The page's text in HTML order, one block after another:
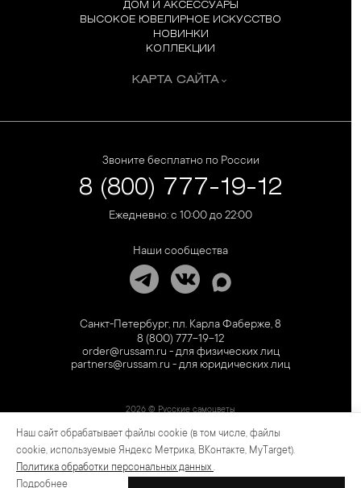
ДОМ И АКСЕССУАРЫ
ВЫСОКОЕ ЮВЕЛИРНОЕ ИСКУССТВО
НОВИНКИ
КОЛЛЕКЦИИ
КАРТА САЙТА
Звоните бесплатно по России
8 (800) 777-19-12
Ежедневно: с 10:00 до 22:00
Наши сообщества
Санкт-Петербург, пл. Карла Фаберже, 8
8 (800) 777-19-12
order@russam.ru - для физических лиц
partners@russam.ru - для юридических лиц
2026 © Русские самоцветы
Предложение не является публичной офертой. Цены на сайте и в розничной сети
могут отличаться. Информация на сайте о товаре носит рекламный характер и
расценивается как приглашение делать оферты на основании п.1 ст. 437
Гражданского кодекса РФ.
Наш сайт обрабатывает файлы cookie (в том числе, файлы
cookie, используемые Яндекс Метрика, ВКонтакте, MyTarget).
Политика обработки персональных данных .
Подробнее